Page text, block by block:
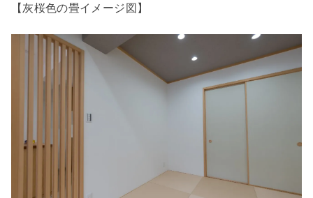
【灰桜色の畳イメージ図】